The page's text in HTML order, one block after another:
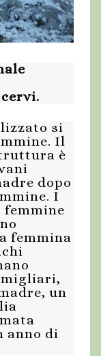
si
Il
è
dopo
I
femmina
un
anno di